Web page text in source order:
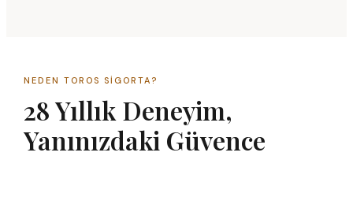
NEDEN TOROS SIGORTA?
28 Yıllık Deneyim,
Yanınızdaki Güvence